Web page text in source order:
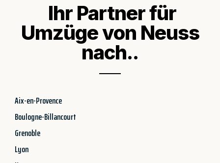
Ihr Partner für
Umzüge von Neuss
nach..
Aix-en-Provence
Boulogne-Billancourt
Grenoble
Lyon